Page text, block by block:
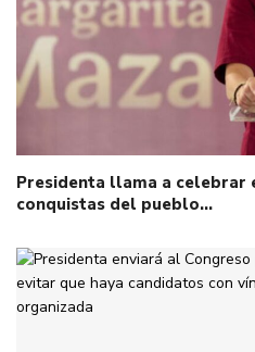
Presidenta llama a
conquistas del pueblo…